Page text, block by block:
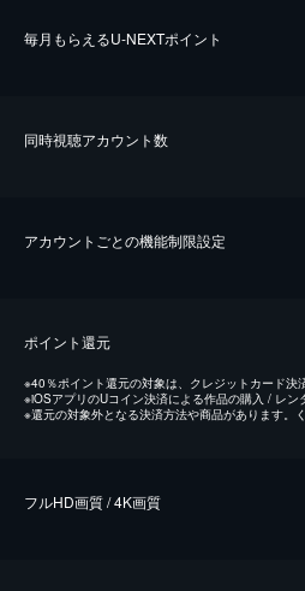
毎⽉もらえるU-NEXTポイント
同時視聴アカウント数
アカウントごとの機能制限設定
ポイント還元
※40％ポイント還元の対象は、クレジットカード決
※iOSアプリのUコイン決済による作品の購入 / レン
※還元の対象外となる決済方法や商品があります。
フルHD画質 / 4K画質